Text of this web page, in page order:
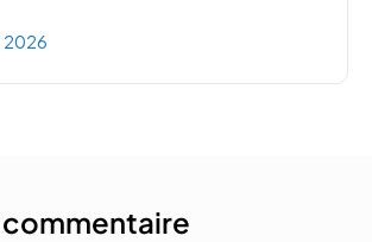
2026
commentaire